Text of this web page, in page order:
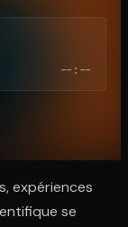
--:--
expériences
se